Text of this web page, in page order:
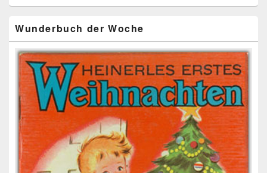
Wunderbuch der Woche